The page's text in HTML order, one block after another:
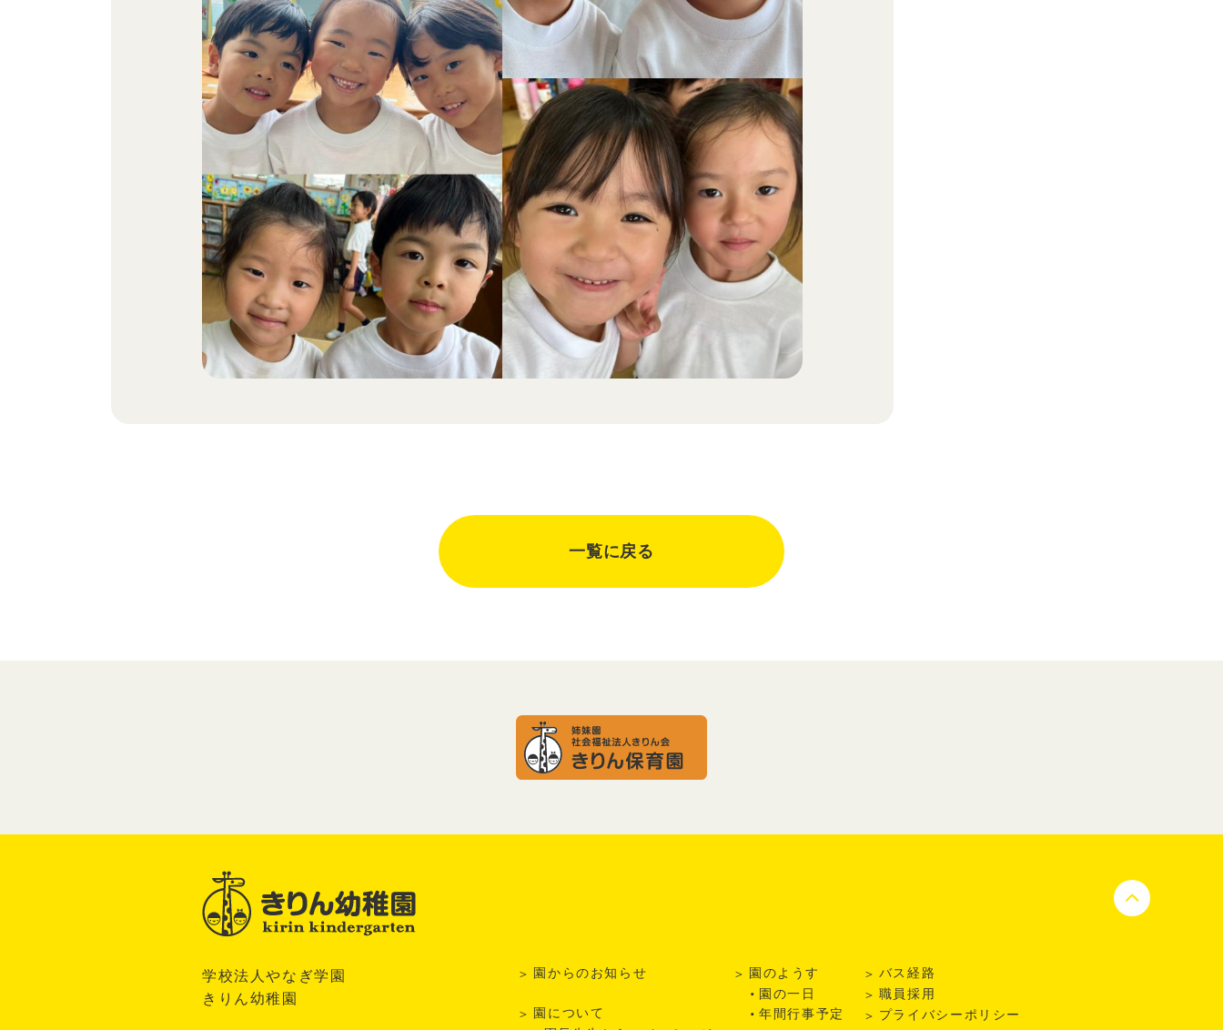
一覧に戻る
園からのお知らせ
園について
園のようす
園の一日
年間行事予定
バス経路
職員採用
プライバシーポリシー
学校法人やなぎ学園
きりん幼稚園